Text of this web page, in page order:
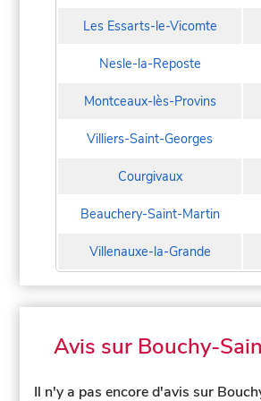
Les Essarts-le-Vicomte
Nesle-la-Reposte
Montceaux-lès-Provins
Villiers-Saint-Georges
Courgivaux
Beauchery-Saint-Martin
Villenauxe-la-Grande
Avis sur Bouchy-
Il n'y a pas encore d'avis sur